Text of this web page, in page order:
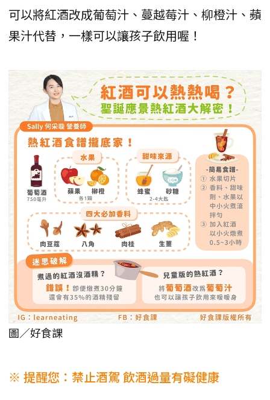
可以將紅酒改成葡萄汁、蔓越莓汁、柳橙汁、蘋
果汁代替，一樣可以讓孩子飲用喔！
圖／好食課
※ 提醒您：禁止酒駕 飲酒過量有礙健康